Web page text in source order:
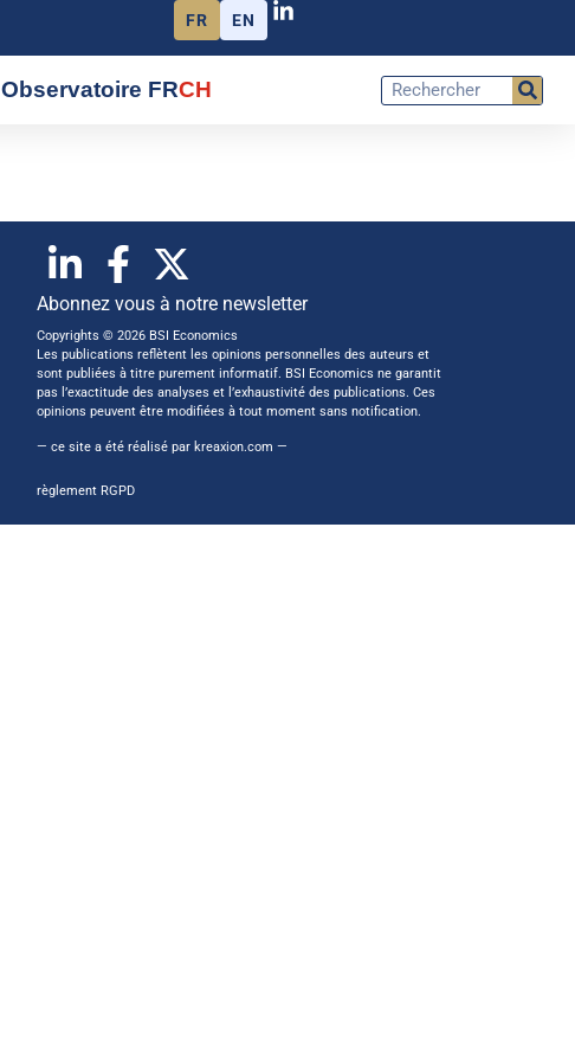
FR EN
Observatoire FRCH
Abonnez vous à notre newsletter
Copyrights © 2026 BSI Economics
Les publications reflètent les opinions personnelles des auteurs et
sont publiées à titre purement informatif. BSI Economics ne garantit
pas l’exactitude des analyses et l’exhaustivité des publications. Ces
opinions peuvent être modifiées à tout moment sans notification.
— ce site a été réalisé par kreaxion.com —
règlement RGPD